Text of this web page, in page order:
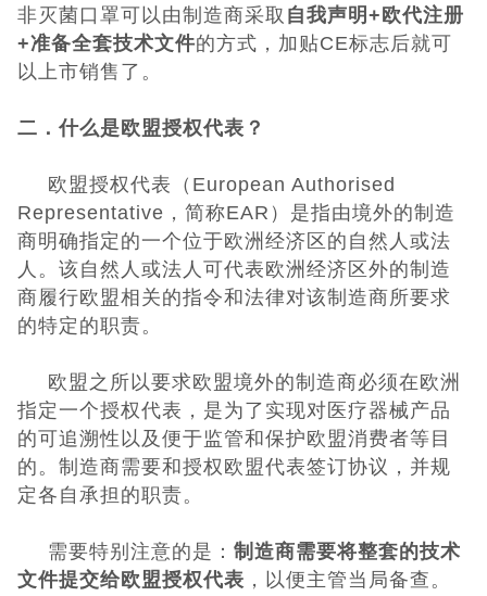
日本PSE认证
证
ISO体系认证
美国认证
CCC认证
澳洲SAA认证
澳洲C-TICK
认证
其它认证
收起菜单
非灭菌口罩可以由制造商采取 自我声明 + 欧代注册
+准备全套技术文件的方式，加贴CE标志后就可
以上市销售了。
二． 什么是欧盟授权代表？
欧盟授权代表 （ European Authorised
Representative ，简称EAR ） 是指由境外的制造
商明确指定的一个位于欧洲经济区的自然人或法
人。该自然人或法人可代表欧洲经济区外的制造
商履行欧盟相关的指令和法律对该制造商所要求
的特定的职责。
欧盟之所以要求欧盟境外的制造商必须在欧洲
指定一个授权代表，是为了实现对医疗器械产品
的可追溯性以及便于监管和保护欧盟消费者等目
的。制造商需要和授权欧盟代表签订协议，并规
定各自承担的职责。
需要特别注意的是： 制造商需要将整套的技术
文件提交给欧盟授权代表 ，以便主管当局备查。